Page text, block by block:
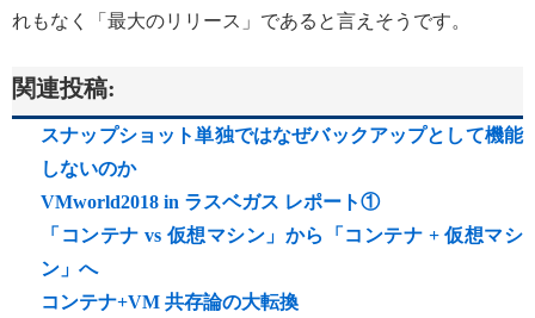
れもなく「最大のリリース」であると言えそうです。
関連投稿:
スナップショット単独ではなぜバックアップとして機能
しないのか
VMworld2018 in ラスベガス レポート①
「コンテナ vs 仮想マシン」から「コンテナ + 仮想マシ
ン」へ
コンテナ+VM 共存論の大転換